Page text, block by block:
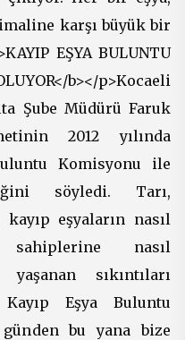
karşı büyük bir
EŞYA BULUNTU
b></p>Kocaeli
Şube Müdürü Faruk
2012 yılında
Komisyonu ile
söyledi. Tarı,
kayıp eşyaların nasıl
nasıl
yaşanan sıkıntıları
Eşya Buluntu
bu yana bize